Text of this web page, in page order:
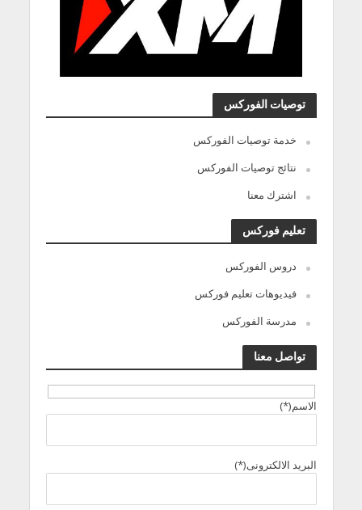
توصيات الفوركس
خدمة توصيات الفوركس
نتائج توصيات الفوركس
اشترك معنا
تعليم فوركس
دروس الفوركس
فيديوهات تعليم فوركس
مدرسة الفوركس
تواصل معنا
الاسم(*)
البريد الالكترونى(*)